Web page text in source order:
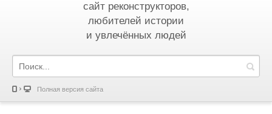
сайт реконструкторов,
любителей истории
и увлечённых людей
Полная версия сайта